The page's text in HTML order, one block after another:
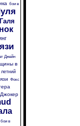
бои в
Джейн
в
летний
Фокс
Джокер
бои в